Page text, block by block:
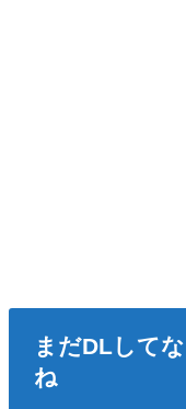
まだDLして
ね